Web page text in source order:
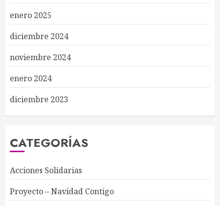
enero 2025
diciembre 2024
noviembre 2024
enero 2024
diciembre 2023
CATEGORÍAS
Acciones Solidarias
Proyecto – Navidad Contigo